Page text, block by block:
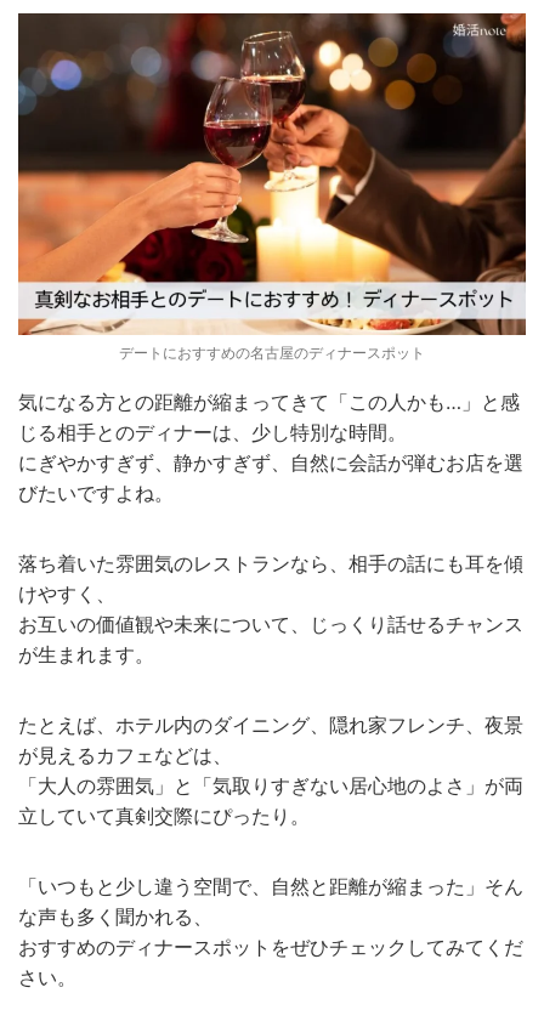
デートにおすすめの名古屋のディナースポット
気になる方との距離が縮まってきて「この人かも…」と感
じる相手とのディナーは、少し特別な時間。
にぎやかすぎず、静かすぎず、自然に会話が弾むお店を選
びたいですよね。
落ち着いた雰囲気のレストランなら、相手の話にも耳を傾
けやすく、
お互いの価値観や未来について、じっくり話せるチャンス
が生まれます。
たとえば、ホテル内のダイニング、隠れ家フレンチ、夜景
が見えるカフェなどは、
「大人の雰囲気」と「気取りすぎない居心地のよさ」が両
立していて真剣交際にぴったり。
「いつもと少し違う空間で、自然と距離が縮まった」そん
な声も多く聞かれる、
おすすめのディナースポットをぜひチェックしてみてくだ
さい。